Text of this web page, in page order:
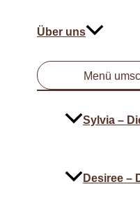
Über uns
Menü
Sylvia –
Desiree –